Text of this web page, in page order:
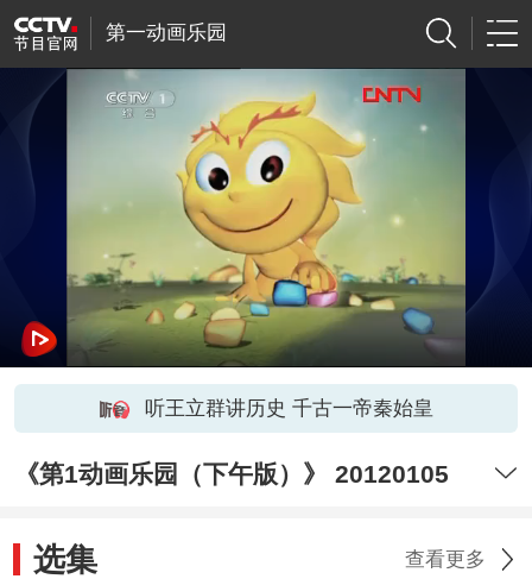
第一动画乐园
听王立群讲历史 千古一帝秦始皇
《第1动画乐园（下午版）》 20120105
选集 查看更多